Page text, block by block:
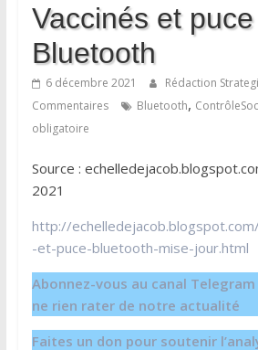
Vaccinés et puce
Bluetooth
6 décembre 2021 Rédaction
Commentaires
Bluetooth,
obligatoire
Source :
2021
http://
-et-puce-bluetooth-mise-jour.html
Abonnez-vous au canal
ne rien rater de notre actualité
Faites un don pour soutenir